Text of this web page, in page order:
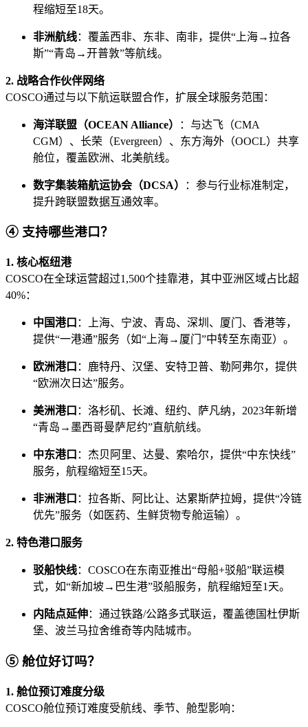
程缩短至18天。
非洲航线：覆盖西非、东非、南非，提供“上海→拉各
斯”“青岛→开普敦”等航线。
2. 战略合作伙伴网络
COSCO通过与以下航运联盟合作，扩展全球服务范围：
海洋联盟（OCEAN Alliance）
：与达飞（CMA
CGM）、长荣（Evergreen）、东方海外（OOCL）共享
舱位，覆盖欧洲、北美航线。
数字集装箱航运协会（DCSA）
：参与行业标准制定，
提升跨联盟数据互通效率。
④ 支持哪些港口？
1. 核心枢纽港
COSCO在全球运营超过1,500个挂靠港，其中亚洲区域占比超
40%：
中国港口 ：上海、宁波、青岛、深圳、厦门、香港等，
提供“一港通”服务（如“上海→厦门”中转至东南亚）。
欧洲港口 ：鹿特丹、汉堡、安特卫普、勒阿弗尔，提供
“欧洲次日达”服务。
美洲港口 ：洛杉矶、长滩、纽约、萨凡纳，2023年新增
“青岛→墨西哥曼萨尼约”直航航线。
中东港口 ：杰贝阿里、达曼、索哈尔，提供“中东快线”
服务，航程缩短至15天。
非洲港口 ：拉各斯、阿比让、达累斯萨拉姆，提供“冷链
优先”服务（如医药、生鲜货物专舱运输）。
2. 特色港口服务
驳船快线：COSCO在东南亚推出“母船+驳船”联运模
式，如“新加坡→巴生港”驳船服务，航程缩短至1天。
内陆点延伸：通过铁路/公路多式联运，覆盖德国杜伊斯
堡、波兰马拉舍维奇等内陆城市。
⑤ 舱位好订吗？
1. 舱位预订难度分级
COSCO舱位预订难度受航线、季节、舱型影响：